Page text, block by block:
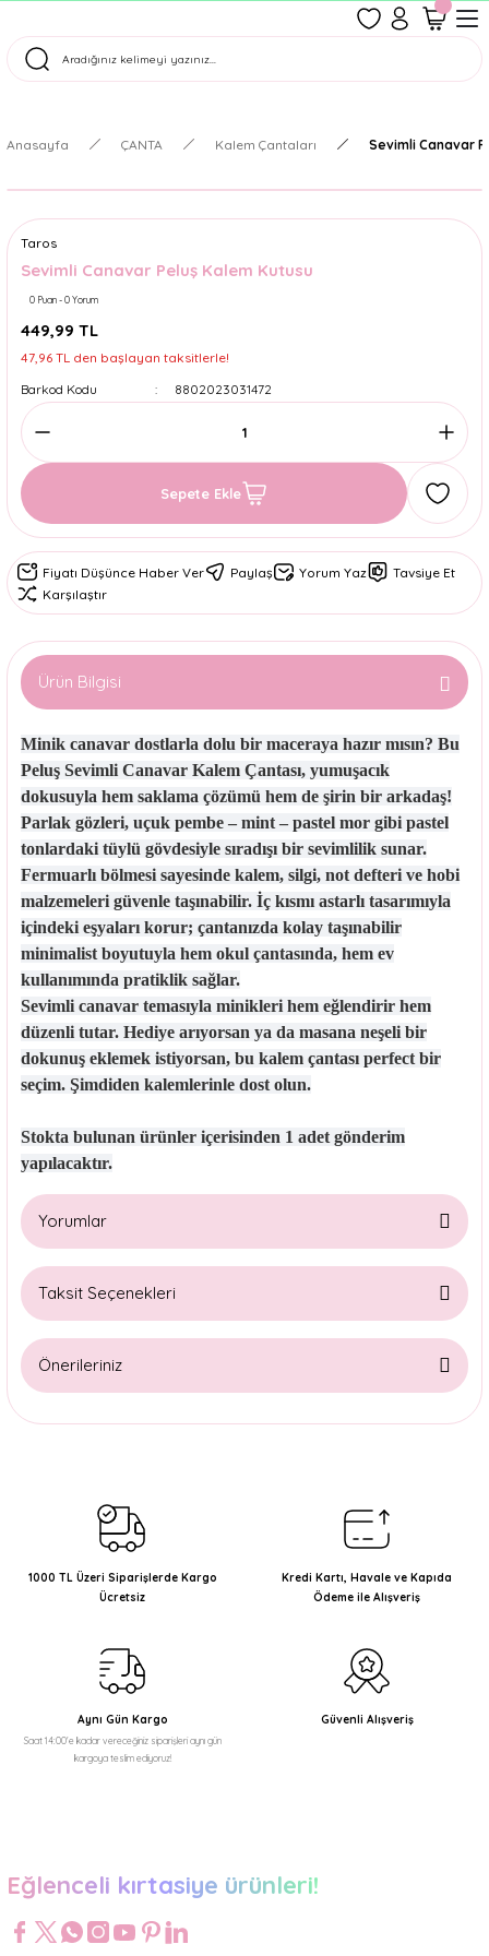
Tüm Siparişler Aynı Gün Kargoda!
Anasayfa ÇANTA Kalem Çantaları Sevimli Canavar
Taros
Sevimli Canavar Peluş Kalem Kutusu
0 Puan - 0 Yorum
449,99 TL
47,96 TL den başlayan taksitlerle!
Barkod Kodu
8802023031472
Sepete Ekle
Fiyatı Düşünce Haber Ver Paylaş Yorum Yaz
Tavsiye Et
Karşılaştır
Ürün Bilgisi
Minik canavar dostlarla dolu bir maceraya hazır mısın? Bu
Peluş Sevimli Canavar Kalem Çantası, yumuşacık
dokusuyla hem saklama çözümü hem de şirin bir arkadaş!
Parlak gözleri, uçuk pembe – mint – pastel mor gibi pastel
tonlardaki tüylü gövdesiyle sıradışı bir sevimlilik sunar.
Fermuarlı bölmesi sayesinde kalem, silgi, not defteri ve hobi
malzemeleri güvenle taşınabilir. İç kısmı astarlı tasarımıyla
içindeki eşyaları korur; çantanızda kolay taşınabilir
minimalist boyutuyla hem okul çantasında, hem ev
kullanımında pratiklik sağlar.
Sevimli canavar temasıyla minikleri hem eğlendirir hem
düzenli tutar. Hediye arıyorsan ya da masana neşeli bir
dokunuş eklemek istiyorsan, bu kalem çantası perfect bir
seçim. Şimdiden kalemlerinle dost olun.
Stokta bulunan ürünler içerisinden 1 adet gönderim
yapılacaktır.
Yorumlar
Taksit Seçenekleri
Önerileriniz
Bu ürünün fiyat bilgisi, resim, ürün açıklamalarında ve diğer
Ürün resmi kalitesiz, bozuk veya görüntülenemiyor.
Ürün açıklamasında eksik bilgiler bulunuyor.
Ürün bilgilerinde hatalar bulunuyor.
Bu ürüne benzer farklı alternatifler olmalı.
1000 TL Üzeri Siparişlerde Kargo
Ücretsiz
Kredi Kartı, Havale ve Kapıda
Ödeme ile Alışveriş
Aynı Gün Kargo
Saat 14:00'e kadar vereceğiniz siparişleri aynı gün
kargoya teslim ediyoruz!
Güvenli Alışveriş
Eğlenceli kırtasiye ürünleri!